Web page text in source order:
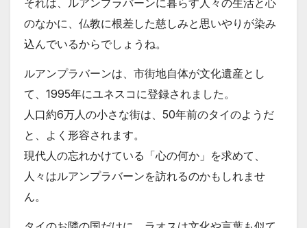
のなかに、仏教に根差した慈しみと思いやりが染み
込んでいるからでしょうね。
ルアンプラバーンは、市街地自体が文化遺産とし
て、1995年にユネスコに登録されました。
人口約6万人の小さな街は、50年前のタイのようだ
と、よく形容されます。
現代人の忘れかけている「心の何か」を求めて、
人々はルアンプラバーンを訪れるのかもしれませ
ん。